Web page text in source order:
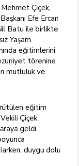
Çiçek,
Efe Ercan
Batu ile birlikte
Yaşam
eğitimlerini
törenine
mutluluk ve
eğitim
Çiçek,
geldi.
duygu dolu